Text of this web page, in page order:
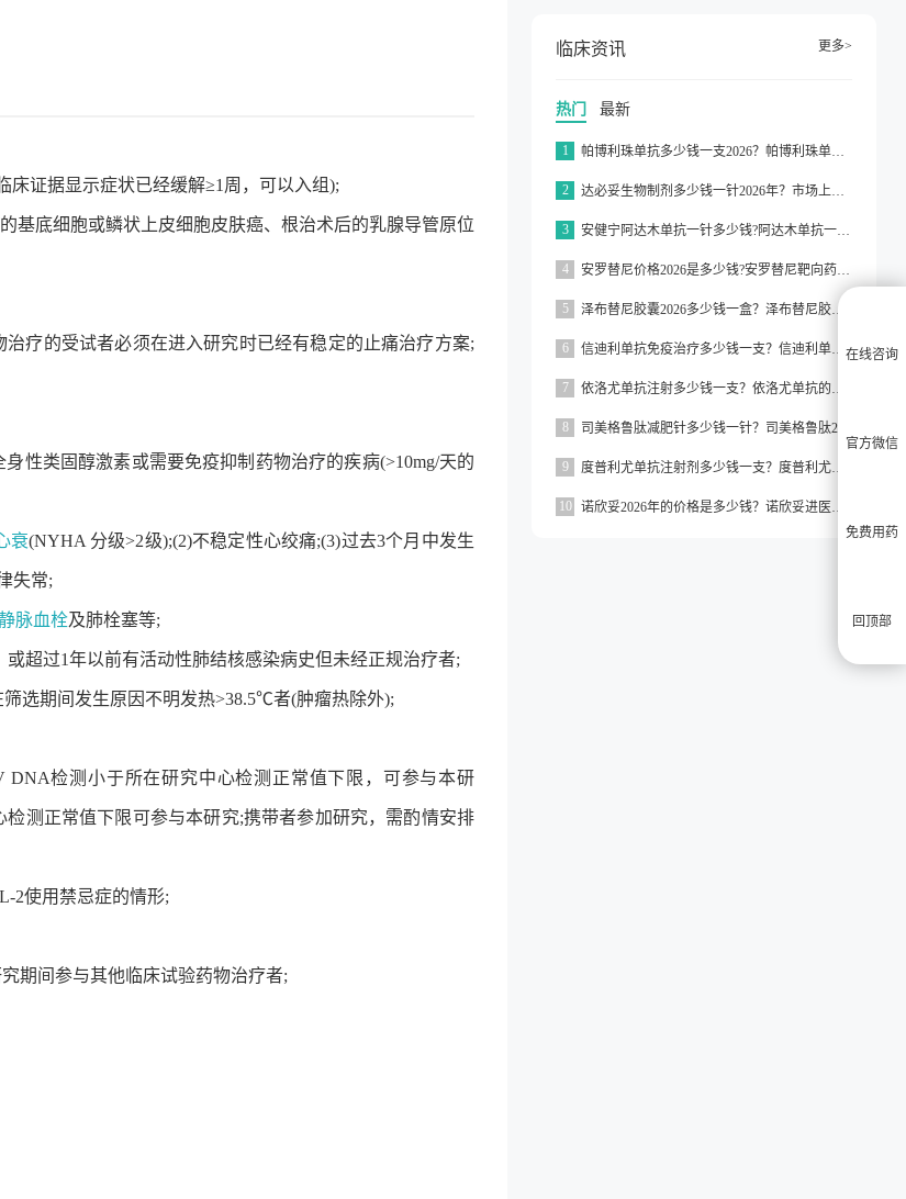
床证据显示症状已经缓解≥1周，可以入组);
基底细胞或鳞状上皮细胞皮肤癌、根治术后的乳腺导管原位
疗的受试者必须在进入研究时已经有稳定的止痛治疗方案;
性类固醇激素或需要免疫抑制药物治疗的疾病(>10mg/天的
衰(NYHA 分级>2级);(2)不稳定性心绞痛;(3)过去3个月中发生
失常;
脉血栓及肺栓塞等;
超过1年以前有活动性肺结核感染病史但未经正规治疗者;
选期间发生原因不明发热>38.5℃者(肿瘤热除外);
DNA检测小于所在研究中心检测正常值下限，可参与本研
测正常值下限可参与本研究;携带者参加研究，需酌情安排
2使用禁忌症的情形;
期间参与其他临床试验药物治疗者;
临床资讯 更多>
热门 最新
1 帕博利珠单抗多少钱一支2026？帕博利珠单抗纳入医保了吗2026？
2 达必妥生物制剂多少钱一针2026年？市场上达必妥的价格为3160元/支左右
3 安健宁阿达木单抗一针多少钱?阿达木单抗一针价格在3000元左右
4 安罗替尼价格2026是多少钱?安罗替尼靶向药价格一般在2000元左右
5 泽布替尼胶囊2026多少钱一盒？泽布替尼胶囊的价格为5000元左右一盒
6 信迪利单抗免疫治疗多少钱一支？信迪利单抗免疫治疗的价格约为2843元一支
7 依洛尤单抗注射多少钱一支？依洛尤单抗的价格一般在500元到1000元之间一支
8 司美格鲁肽减肥针多少钱一针？司美格鲁肽2026价格
9 度普利尤单抗注射剂多少钱一支？度普利尤单抗一支价格约为3160元
10 诺欣妥2026年的价格是多少钱？诺欣妥进医保了吗？
在线咨询
官方微信
免费用药
回顶部